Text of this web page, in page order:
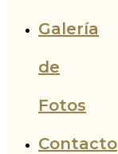
Galería
de
Fotos
Contacto